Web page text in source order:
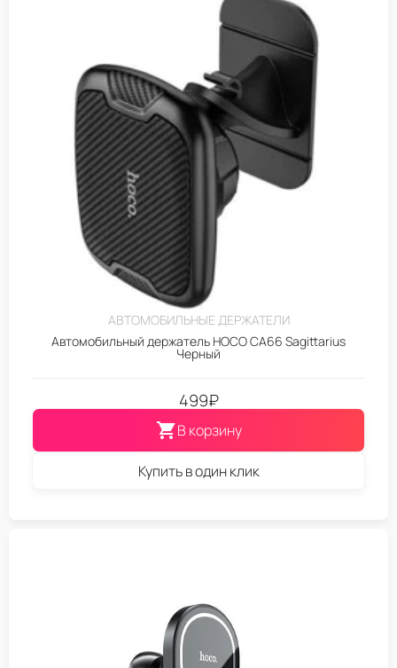
АВТОМОБИЛЬНЫЕ ДЕРЖАТЕЛИ
Автомобильный держатель HOCO CA66 Sagittarius
Черный
499₽
В корзину
Купить в один клик